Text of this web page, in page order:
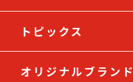
トピックス
オリジナルブランド